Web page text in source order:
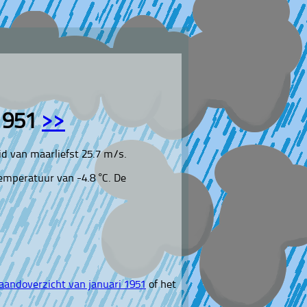
>>
van maarliefst 25.7 m/s.
van -4.8 °C. De
van januari 1951 of het